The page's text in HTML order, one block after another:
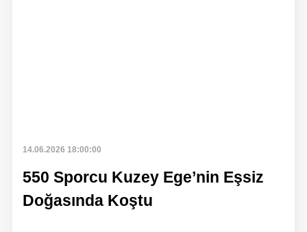
14.06.2026 18:00:00
550 Sporcu Kuzey Ege’nin Eşsiz
Doğasında Koştu